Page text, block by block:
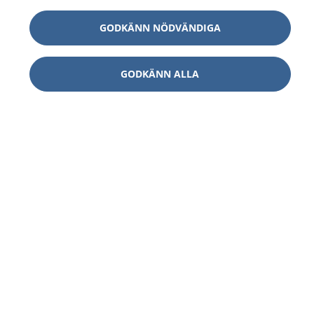
GODKÄNN NÖDVÄNDIGA
GODKÄNN ALLA